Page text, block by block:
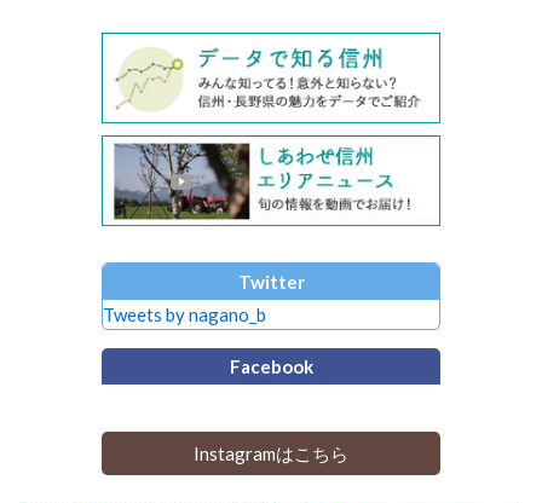
Twitter
Tweets by nagano_b
Facebook
Instagramはこちら